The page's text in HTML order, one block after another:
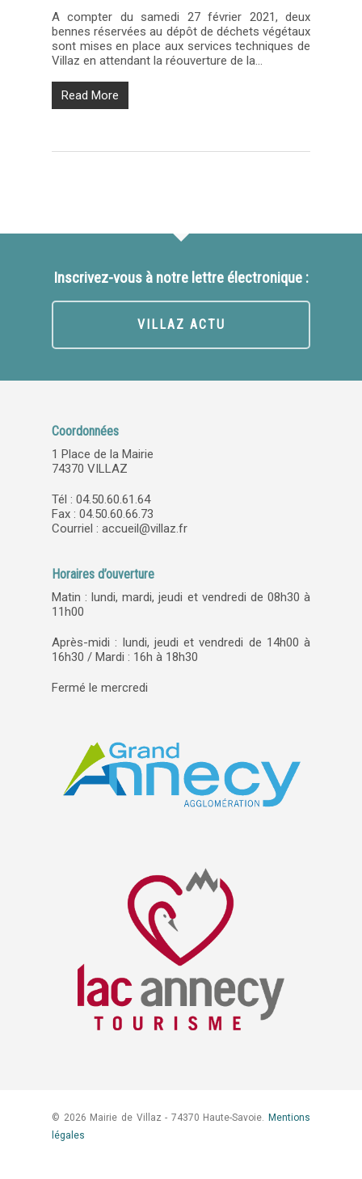
A compter du samedi 27 février 2021, deux
bennes réservées au dépôt de déchets végétaux
sont mises en place aux services techniques de
Villaz en attendant la réouverture de la…
Read More
Inscrivez-vous à notre lettre électronique :
VILLAZ ACTU
Coordonnées
1 Place de la Mairie
74370 VILLAZ
Tél : 04.50.60.61.64
Fax : 04.50.60.66.73
Courriel : accueil@villaz.fr
Horaires d’ouverture
Matin : lundi, mardi, jeudi et vendredi de 08h30 à
11h00
Après-midi : lundi, jeudi et vendredi de 14h00 à
16h30 / Mardi : 16h à 18h30
Fermé le mercredi
© 2026 Mairie de Villaz - 74370 Haute-Savoie. Mentions
légales